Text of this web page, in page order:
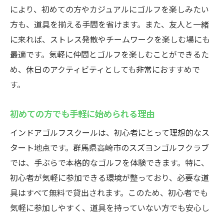
継続的なレッスンで実力アップ
スクールに通うメリットと成果
仕事帰りでもOK！手ぶらでインドアゴルフスズ
ヨン
夜間でも利用しやすい施設の魅力
忙しいビジネスパーソンにおすすめ
手ぶらで立ち寄れる便利さ
仲間と楽しむインドアゴルフの魅力
グループで行くインドアゴルフの楽しみ方
仲間と一緒に腕を磨くコツ
により、初めての方やカジュアルにゴルフを楽しみたい
方も、道具を揃える手間を省けます。また、友人と一緒
に来れば、ストレス発散やチームワークを楽しむ場にも
最適です。気軽に仲間とゴルフを楽しむことができるた
め、休日のアクティビティとしても非常におすすめで
す。
初めての方でも手軽に始められる理由
インドアゴルフスクールは、初心者にとって理想的なス
タート地点です。群馬県高崎市のスズヨンゴルフクラブ
では、手ぶらで本格的なゴルフを体験できます。特に、
初心者が気軽に参加できる環境が整っており、必要な道
具はすべて無料で貸出されます。このため、初心者でも
気軽に参加しやすく、道具を持っていない方でも安心し